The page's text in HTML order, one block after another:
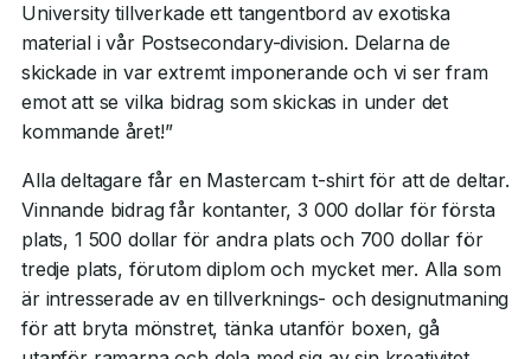
University tillverkade ett tangentbord av exotiska
material i vår Postsecondary-division. Delarna de
skickade in var extremt imponerande och vi ser fram
emot att se vilka bidrag som skickas in under det
kommande året!”
Alla deltagare får en Mastercam t-shirt för att de deltar.
Vinnande bidrag får kontanter, 3 000 dollar för första
plats, 1 500 dollar för andra plats och 700 dollar för
tredje plats, förutom diplom och mycket mer. Alla som
är intresserade av en tillverknings- och designutmaning
för att bryta mönstret, tänka utanför boxen, gå